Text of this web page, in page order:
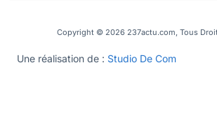
Copyright © 2026 237actu.com, Tous
Une réalisation de : Studio De Com